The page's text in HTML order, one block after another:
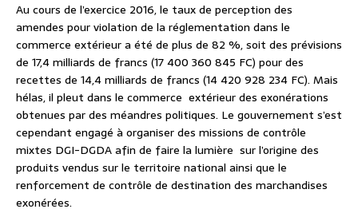
Au cours de l’exercice 2016, le taux de perception des
amendes pour violation de la réglementation dans le
commerce extérieur a été de plus de 82 %, soit des prévisions
de 17,4 milliards de francs (17 400 360 845 FC) pour des
recettes de 14,4 milliards de francs (14 420 928 234 FC). Mais
hélas, il pleut dans le commerce extérieur des exonérations
obtenues par des méandres politiques. Le gouvernement s’est
cependant engagé à organiser des missions de contrôle
mixtes DGI-DGDA afin de faire la lumière sur l’origine des
produits vendus sur le territoire national ainsi que le
renforcement de contrôle de destination des marchandises
exonérées.